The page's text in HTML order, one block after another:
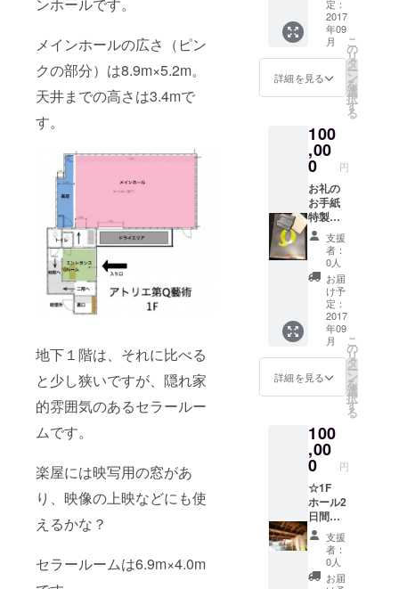
メインホールの広さ（ピン
クの部分）は8.9m×5.2m。
天井までの高さは3.4mで
す。
地下１階は、それに比べる
と少し狭いですが、隠れ家
的雰囲気のあるセラールー
ムです。
楽屋には映写用の窓があ
り、映像の上映などにも使
えるかな？
セラールームは6.9m×4.0m
効期限
2018年
12月ま
で／ご
利用日
はご相
談下さ
お礼
の手紙
特製ク
リア
ファイ
ル
定：
2017
年09
月
詳細を見る
こ
の
リ
タ
ー
ン
を
選
択
す
る
100
,00
0 円
お礼の
お手紙
特製ク
リア
ファイ
30000
円分の
割引券
オープ
ニング
パー
ティ招
待券 ※
割引券
は、カ
用料、
公演入
場料、
アトリ
エ使用
料に使
えま
す。 ※
オープ
ニング
パー
支援
者：
0人
お届
け予
定：
2017
年09
月
詳細を見る
こ
の
リ
タ
ー
ン
を
選
択
す
る
100
,00
0 円
☆1F
ホール2
日間利
用権
（＋仕
込み日
として
支援
者：
0人
お届